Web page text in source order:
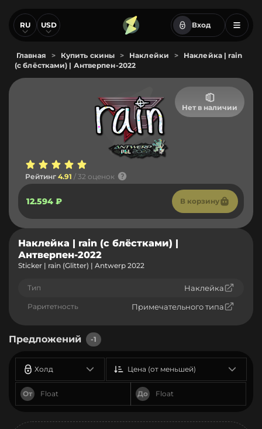
RU USD Вход
Главная > Купить скины > Наклейки >
Наклейка | rain
(с блёстками) | Антверпен-2022
Нет в наличии
Рейтинг 4.91 / 32 оценок
12.594 ₽ В корзину
Наклейка | rain (с блёстками) |
Антверпен-2022
Sticker | rain (Glitter) | Antwerp 2022
Тип Наклейка
Раритетность Примечательного типа
Предложений -1
Холд
От До
Цена (от меньшей)